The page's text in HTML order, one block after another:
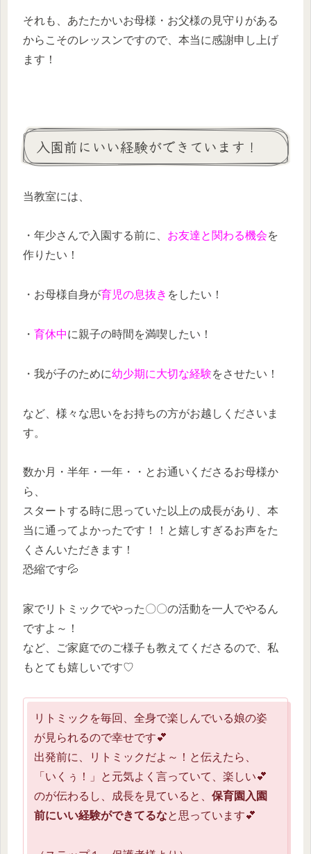
それも、あたたかいお母様・お父様の見守りがある
からこそのレッスンですので、本当に感謝申し上げ
ます！
入園前にいい経験ができています！
当教室には、
・年少さんで入園する前に、 お友達と関わる機会を
作りたい！
・お母様自身が育児の息抜き をしたい！
・ 育休中に親子の時間を満喫したい！
・我が子のために幼少期に大切な経験をさせたい！
など、様々な思いをお持ちの方がお越しくださいま
す。
数か月・半年・一年・・とお通いくださるお母様か
ら、
スタートする時に思っていた以上の成長があり、本
当に通ってよかったです！！と嬉しすぎるお声をた
くさんいただきます！
恐縮です💦
家でリトミックでやった〇〇の活動を一人でやるん
ですよ～！
など、ご家庭でのご様子も教えてくださるので、私
もとても嬉しいです♡
リトミックを毎回、全身で楽しんでいる娘の姿
が見られるので幸せです💕
出発前に、リトミックだよ～！と伝えたら、
「いくぅ！」と元気よく言っていて、楽しい💕
のが伝わるし、成長を見ていると、 保育園入園
前にいい経験ができてるなと思っています💕